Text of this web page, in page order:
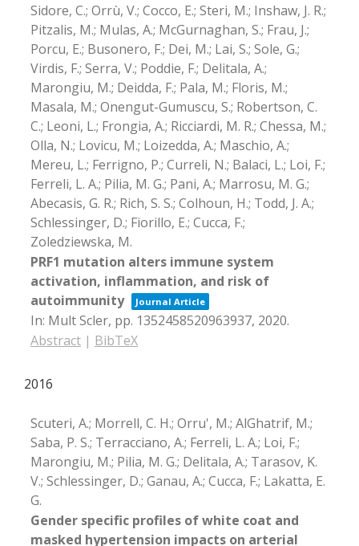
Sidore, C.; Orrù, V.; Cocco, E.; Steri, M.; Inshaw, J. R.;
Pitzalis, M.; Mulas, A.; McGurnaghan, S.; Frau, J.;
Porcu, E.; Busonero, F.; Dei, M.; Lai, S.; Sole, G.;
Virdis, F.; Serra, V.; Poddie, F.; Delitala, A.;
Marongiu, M.; Deidda, F.; Pala, M.; Floris, M.;
Masala, M.; Onengut-Gumuscu, S.; Robertson, C.
C.; Leoni, L.; Frongia, A.; Ricciardi, M. R.; Chessa, M.;
Olla, N.; Lovicu, M.; Loizedda, A.; Maschio, A.;
Mereu, L.; Ferrigno, P.; Curreli, N.; Balaci, L.; Loi, F.;
Ferreli, L. A.; Pilia, M. G.; Pani, A.; Marrosu, M. G.;
Abecasis, G. R.; Rich, S. S.; Colhoun, H.; Todd, J. A.;
Schlessinger, D.; Fiorillo, E.; Cucca, F.;
Zoledziewska, M.
PRF1 mutation alters immune system
activation, inflammation, and risk of
autoimmunity
Journal Article
In: Mult Scler, pp. 1352458520963937, 2020.
Abstract | BibTeX
2016
Scuteri, A.; Morrell, C. H.; Orru', M.; AlGhatrif, M.;
Saba, P. S.; Terracciano, A.; Ferreli, L. A.; Loi, F.;
Marongiu, M.; Pilia, M. G.; Delitala, A.; Tarasov, K.
V.; Schlessinger, D.; Ganau, A.; Cucca, F.; Lakatta, E.
G.
Gender specific profiles of white coat and
masked hypertension impacts on arterial